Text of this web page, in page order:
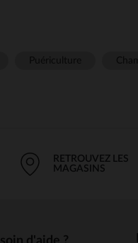
RETROUVEZ LES
MAGASINS